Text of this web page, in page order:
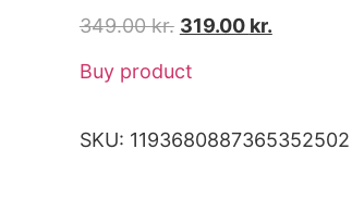
349.00kr. 319.00 kr.
Buy product
SKU: 1193680887365352502